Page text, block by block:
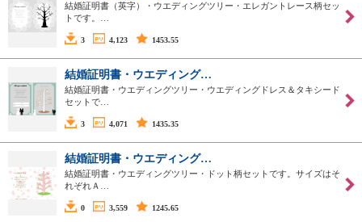
結婚証明書（英字）・ウエディングツリー・エレガントレース柄セッ
トです。…
3 4,123 1453.55
結婚証明書・ウエディング…
結婚証明書・ウエディングツリー・ウエディングドレス＆タキシード
セットで…
3 4,071 1435.35
結婚証明書・ウエディング…
結婚証明書・ウエディングツリー・ドット柄セットです。サイズはそ
れぞれＡ…
0 3,559 1245.65